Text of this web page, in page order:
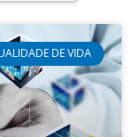
DE VIDA